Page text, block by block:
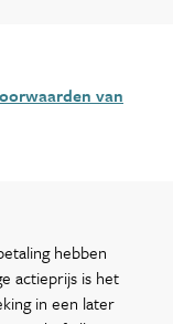
van
hebben
actieprijs is het
in een later